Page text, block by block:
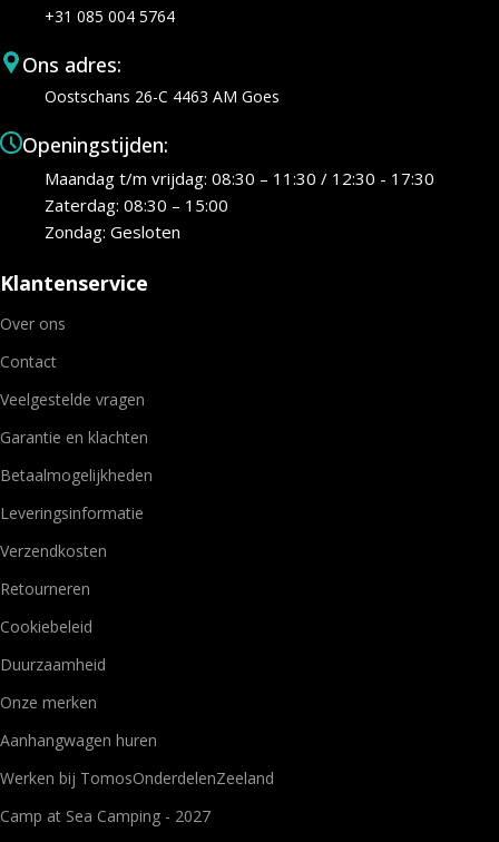
+31 085 004 5764
Ons adres:
Oostschans 26-C 4463 AM Goes
Openingstijden:
Maandag t/m vrijdag: 08:30 – 11:30 / 12:30 - 17:30
Zaterdag: 08:30 – 15:00
Zondag: Gesloten
Klantenservice
Over ons
Contact
Veelgestelde vragen
Garantie en klachten
Betaalmogelijkheden
Leveringsinformatie
Verzendkosten
Retourneren
Cookiebeleid
Duurzaamheid
Onze merken
Aanhangwagen huren
Werken bij TomosOnderdelenZeeland
Camp at Sea Camping - 2027